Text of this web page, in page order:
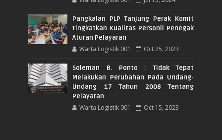
Pangkalan PLP Tanjung Perak Komit
Tingkatkan Kualitas Personil Penegak
Aturan Pelayaran
Warta Logistik 001 Oct 25, 2023
Soleman B. Ponto : Tidak Tepat
Melakukan Perubahan Pada Undang-
Undang 17 Tahun 2008 Tentang
Pelayaran
Warta Logistik 001 Oct 15, 2023